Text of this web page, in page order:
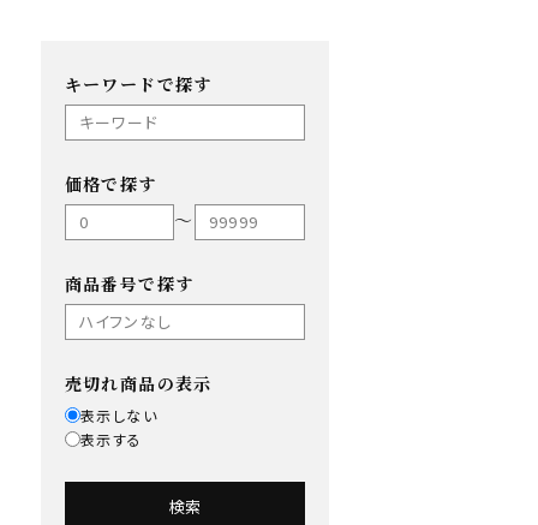
キーワードで探す
価格で探す
〜
商品番号で探す
売切れ商品の表示
表示しない
表示する
検索